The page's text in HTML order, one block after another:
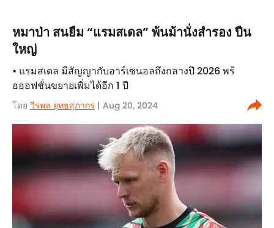
หมาป่า สนยืม “แรมสเดล” พ้นม้านั่งสำรอง ปืน
ใหญ่
• แรมสเดล มีสัญญากับอาร์เซนอลถึงกลางปี 2026 พร้
อออฟชั่นขยายเพิ่มได้อีก 1 ปี
โดย วีรพล ยุทธสุภากร​ | Aug 20, 2024